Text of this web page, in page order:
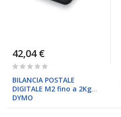
42,04 €
Rating:
BILANCIA POSTALE
DIGITALE M2 fino a 2Kg
DYMO